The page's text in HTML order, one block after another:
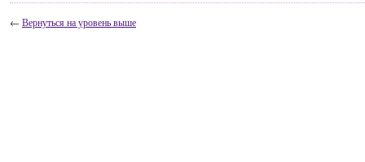
← Вернуться на уровень выше